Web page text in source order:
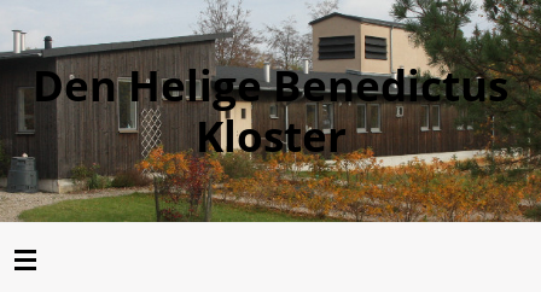
Den Helige Benedictus
Kloster